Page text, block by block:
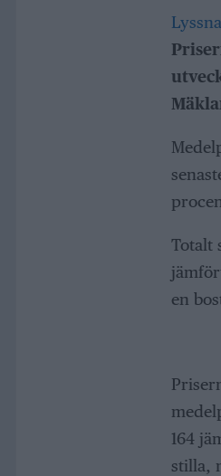
Lyssna
Totalt
en
164
stilla,